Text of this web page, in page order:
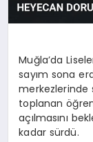
Muğla’da
sayım sona
merkezlerinde
toplanan
açılmasını
kadar sürdü.